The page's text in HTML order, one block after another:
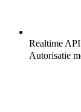
Realtime
Autorisatie